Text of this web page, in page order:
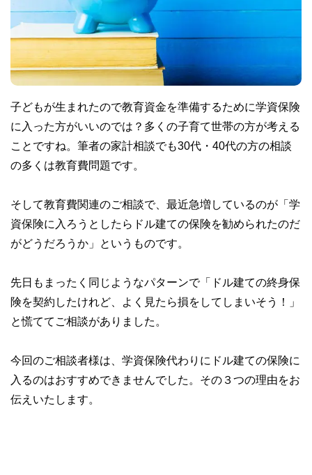
子どもが生まれたので教育資金を準備するために学資保険
に入った方がいいのでは？多くの子育て世帯の方が考える
ことですね。筆者の家計相談でも30代・40代の方の相談
の多くは教育費問題です。
そして教育費関連のご相談で、最近急増しているのが「学
資保険に入ろうとしたらドル建ての保険を勧められたのだ
がどうだろうか」というものです。
先日もまったく同じようなパターンで「ドル建ての終身保
険を契約したけれど、よく見たら損をしてしまいそう！」
と慌ててご相談がありました。
今回のご相談者様は、学資保険代わりにドル建ての保険に
入るのはおすすめできませんでした。その３つの理由をお
伝えいたします。